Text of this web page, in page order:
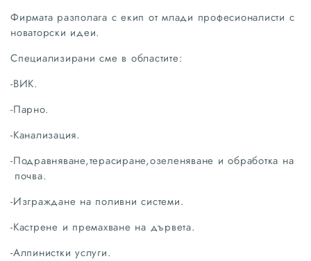
Фирмата разполага с екип от млади професионалисти с
новаторски идеи.
Специализирани сме в областите:
-ВИК.
-Парно.
-Канализация.
-Подравняване,терасиране,озеленяване и обработка на
почва.
-Изграждане на поливни системи.
-Кастрене и премахване на дървета.
-Алпинистки услуги.